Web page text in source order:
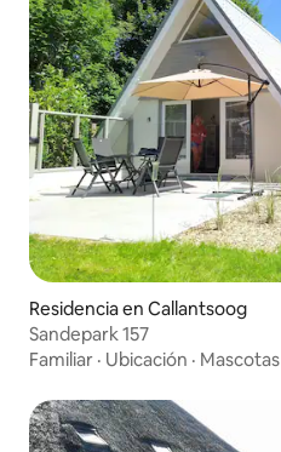
Residencia en Callantsoog
Sandepark 157
Familiar · Ubicación · Mascotas